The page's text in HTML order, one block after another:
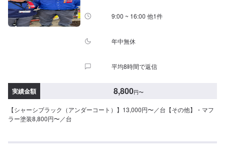
9:00 ~ 16:00 他1件
年中無休
平均8時間で返信
実績金額 8,800円〜
【シャーシブラック（アンダーコート）】13,000円〜／台【その他】・マフ
ラー塗装8,800円〜／台